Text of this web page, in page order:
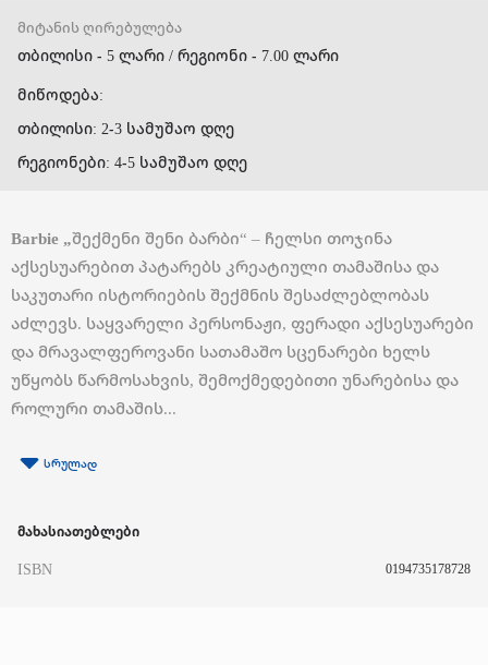
მიტანის ღირებულება
თბილისი - 5 ლარი / რეგიონი - 7.00 ლარი
მიწოდება:
თბილისი: 2-3 სამუშაო დღე
რეგიონები: 4-5 სამუშაო დღე
Barbie „შექმენი შენი ბარბი“ – ჩელსი თოჯინა
აქსესუარებით პატარებს კრეატიული თამაშისა და
საკუთარი ისტორიების შექმნის შესაძლებლობას
აძლევს. საყვარელი პერსონაჟი, ფერადი აქსესუარები
და მრავალფეროვანი სათამაშო სცენარები ხელს
უწყობს წარმოსახვის, შემოქმედებითი უნარებისა და
როლური თამაშის...
სრულად
მახასიათებლები
ISBN 0194735178728